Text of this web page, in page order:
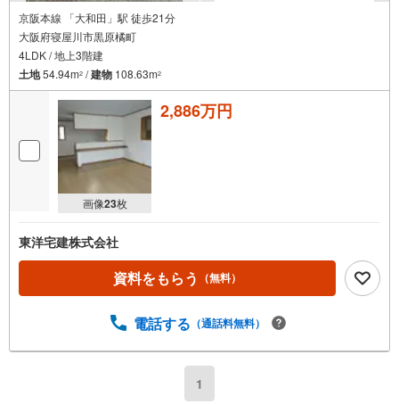
京阪本線 「大和田」駅 徒歩21分
大阪府寝屋川市黒原橘町
4LDK / 地上3階建
土地54.94m2 /建物 108.63m2
画像23枚
2,886万円
東洋宅建株式会社
資料をもらう （無料）
電話する （通話料無料）
1